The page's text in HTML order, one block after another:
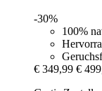
-30%
100%
€ 349,99 €